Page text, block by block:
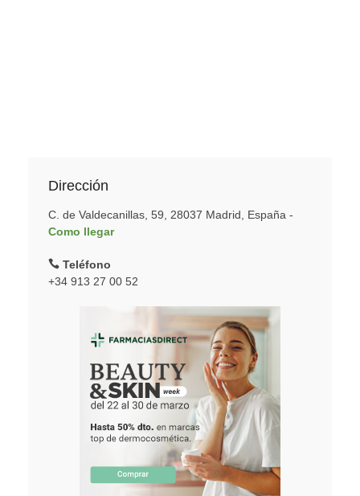
Dirección
C. de Valdecanillas, 59, 28037 Madrid, España -
Como llegar
Teléfono
+34 913 27 00 52